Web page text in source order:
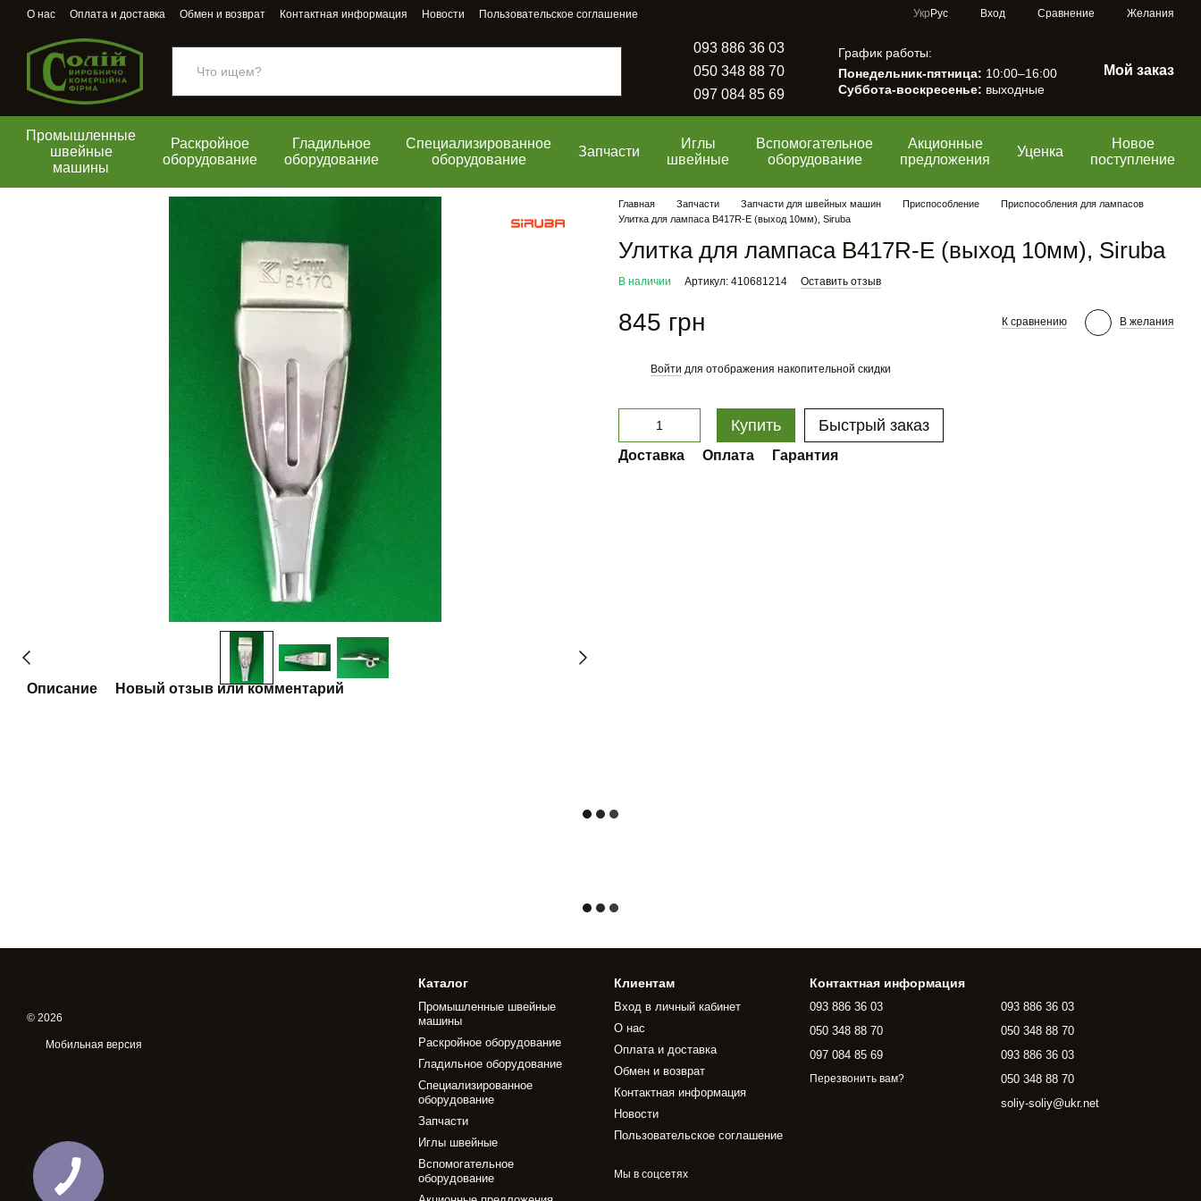
Перейти к основному контенту
О нас Оплата и доставка Обмен и возврат Контактная информация Новости Пользовательское соглашение Укр Рус Вход Сравнение Желания
093 886 36 03
050 348 88 70
097 084 85 69
График работы:
Понедельник-пятница: 10:00–16:00
Суббота-воскресенье: выходные
Мой заказ
Промышленные
швейные
машины
Раскройное
оборудование
Гладильное
оборудование
Специализированное
оборудование
Запчасти
Иглы
швейные
Вспомогательное
оборудование
Акционные
предложения
Уценка
Новое
поступление
Описание Новый отзыв или комментарий
Главная Запчасти Запчасти для швейных машин Приспособление
Приспособления для лампасов
Улитка для лампаса B417R-E (выход 10мм), Siruba
Улитка для лампаса B417R-E (выход 10мм), Siruba
В наличии Артикул: 410681214 Оставить отзыв
845 грн К сравнению В желания
Войти для отображения накопительной скидки
Купить Быстрый заказ
Доставка Оплата Гарантия
© 2026
Мобильная версия
Каталог
Промышленные швейные
машины
Раскройное оборудование
Гладильное оборудование
Специализированное
оборудование
Запчасти
Иглы швейные
Вспомогательное
оборудование
Клиентам
Вход в личный кабинет
О нас
Оплата и доставка
Обмен и возврат
Контактная информация
Новости
Пользовательское соглашение
Мы в соцсетях
Контактная информация
093 886 36 03
050 348 88 70
097 084 85 69
Перезвонить вам?
093 886 36 03
050 348 88 70
093 886 36 03
050 348 88 70
soliy-soliy@ukr.net